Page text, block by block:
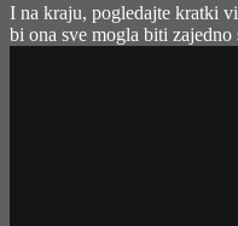
I na kraju, pogledajte kratki
bi ona sve mogla biti